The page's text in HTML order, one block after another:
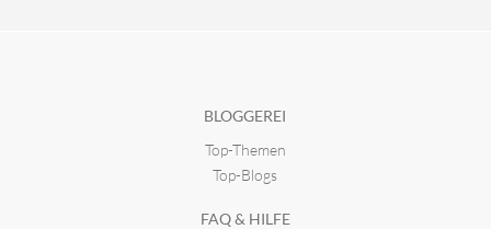
BLOGGEREI
Top-Themen
Top-Blogs
FAQ & HILFE